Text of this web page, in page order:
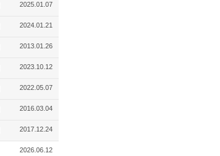
2025.01.07
2024.01.21
2013.01.26
2023.10.12
2022.05.07
2016.03.04
2017.12.24
2026.06.12